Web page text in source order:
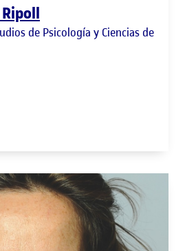
de Psicología y Ciencias de